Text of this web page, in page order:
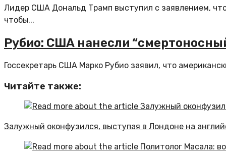
Лидер США Дональд Трамп выступил с заявлением,
чтобы...
Рубио: США нанесли
Госсекретарь США Марко Рубио заявил, что
Читайте также:
Залужный оконфузился, выступая в Лондоне на